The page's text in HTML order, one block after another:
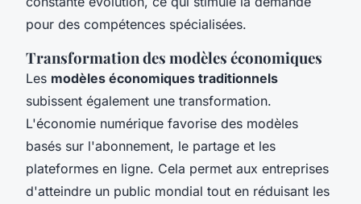
pour des compétences spécialisées.
Transformation des modèles économiques
Les modèles économiques traditionnels
subissent également une transformation.
L'économie numérique favorise des modèles
basés sur l'abonnement, le partage et les
plateformes en ligne. Cela permet aux entreprises
d'atteindre un public mondial tout en réduisant les